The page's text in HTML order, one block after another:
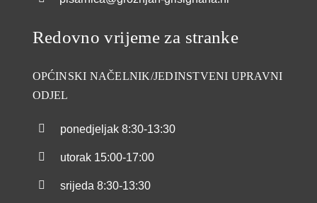
Redovno vrijeme za stranke
OPĆINSKI NAČELNIK/JEDINSTVENI UPRAVNI
ODJEL
ponedjeljak 8:30-13:30
utorak 15:00-17:00
srijeda 8:30-13:30